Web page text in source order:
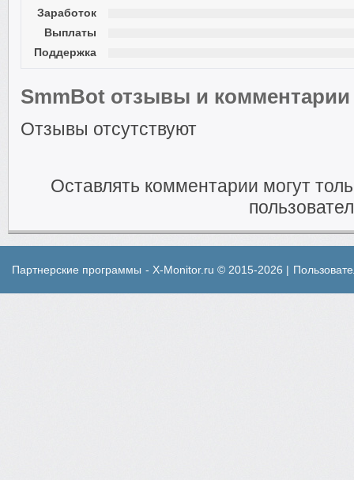
Заработок
Выплаты
Поддержка
SmmBot отзывы и комментарии
Отзывы отсутствуют
Оставлять комментарии могут
Партнерские программы - X-Monitor.ru © 2015-2026 |